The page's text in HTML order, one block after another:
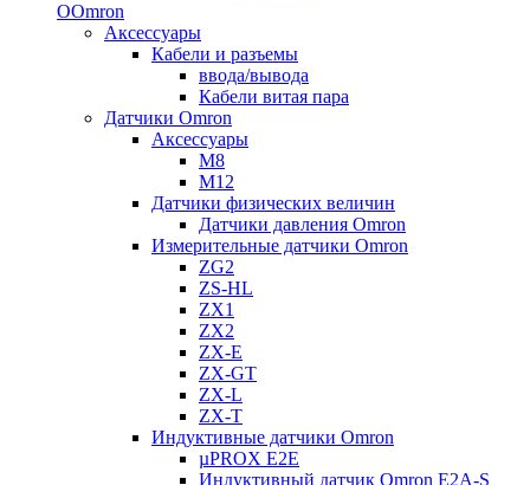
OOmron
Аксессуары
Кабели и разъемы
ввода/вывода
Кабели витая пара
Датчики Omron
Аксессуары
M8
M12
Датчики физических величин
Датчики давления Omron
Измерительные датчики Omron
ZG2
ZS-HL
ZX1
ZX2
ZX-E
ZX-GT
ZX-L
ZX-T
Индуктивные датчики Omron
µPROX E2E
Индуктивный датчик Omron E2A-S